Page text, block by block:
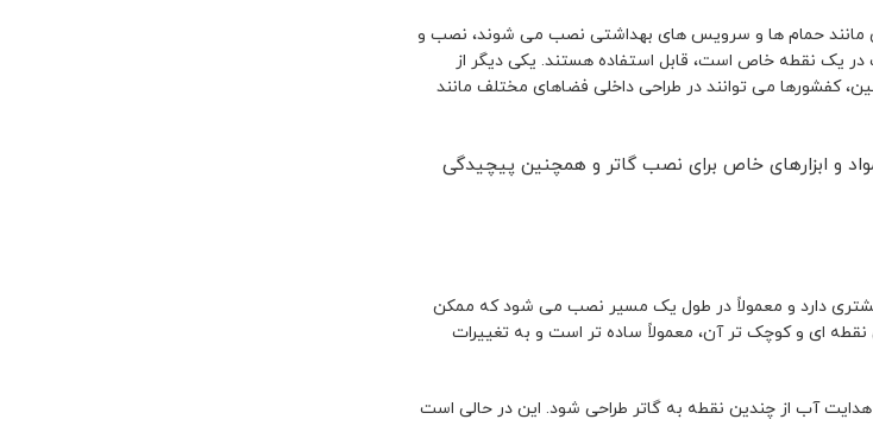
مانند حمام ها و سرویس های بهداشتی نصب می شوند، نصب و
در یک نقطه خاص است، قابل استفاده هستند. یکی دیگر از
کفشورها می توانند در طراحی داخلی فضاهای مختلف مانند
و ابزارهای خاص برای نصب گاتر و همچنین پیچیدگی
دارد و معمولاً در طول یک مسیر نصب می شود که ممکن
ای و کوچک تر آن، معمولاً ساده تر است و به تغییرات
آب از چندین نقطه به گاتر طراحی شود. این در حالی است